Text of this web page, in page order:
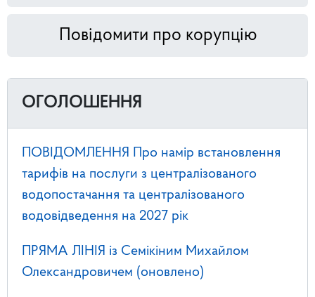
Повідомити про корупцію
ОГОЛОШЕННЯ
ПОВІДОМЛЕННЯ Про намір встановлення
тарифів на послуги з централізованого
водопостачання та централізованого
водовідведення на 2027 рік
ПРЯМА ЛІНІЯ із Семікіним Михайлом
Олександровичем (оновлено)